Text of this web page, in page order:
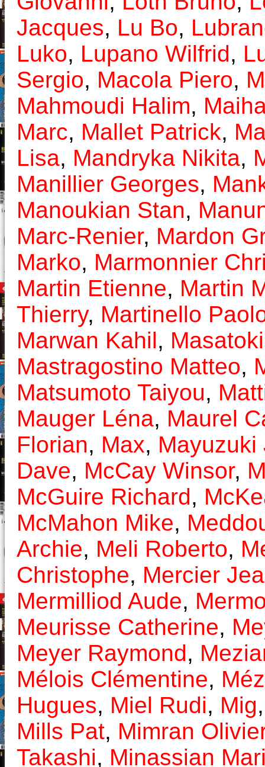
Jacques, Lu Bo,
Luko, Lupano Wilfrid,
Sergio, Macola Piero,
Mahmoudi Halim,
Marc, Mallet Patrick,
Lisa, Mandryka Nikita,
Manillier Georges,
Manoukian Stan,
Marc-Renier, Mardon
Marko, Marmonnier
Martin Etienne, Martin
Thierry, Martinello
Marwan Kahil, Masatoki
Mastragostino Matteo,
Matsumoto Taiyou,
Mauger Léna, Maurel
Florian, Max, Mayuzuki
Dave, McCay Winsor,
McGuire Richard,
McMahon Mike,
Archie, Meli Roberto,
Christophe, Mercier
Mermilliod Aude,
Meurisse Catherine,
Meyer Raymond,
Mélois Clémentine,
Hugues, Miel Rudi, Mig
Mills Pat, Mimran
Takashi, Minassian